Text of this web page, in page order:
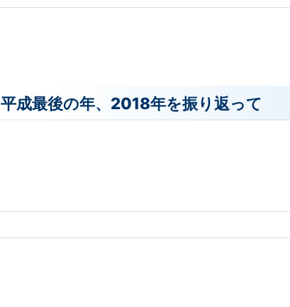
平成最後の年、2018年を振り返って